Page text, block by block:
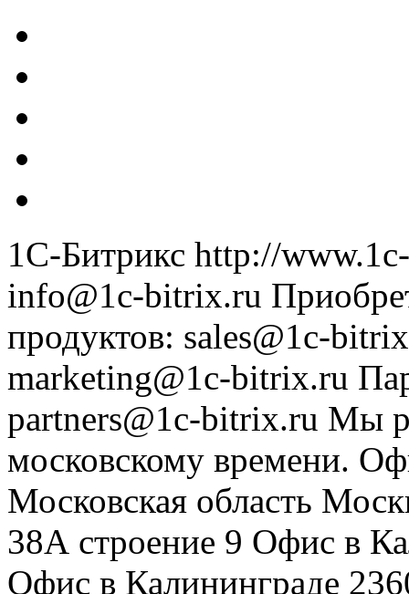
1С-Битрикс http://
info@1c-bitrix.ru
продуктов: sales@1c-
marketing@1c-bitrix.ru
partners@1c-bitrix.ru Мы
московскому времени.
Московская область
38А строение 9 Офис в
Офис в Калининграде